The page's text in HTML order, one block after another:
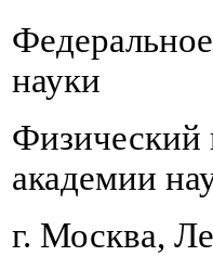
науки
Физический
академии
г. Москва,